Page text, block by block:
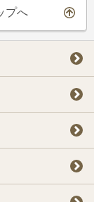
プへ